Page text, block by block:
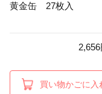
黄金缶 27枚入
2,656
買い物かごに入